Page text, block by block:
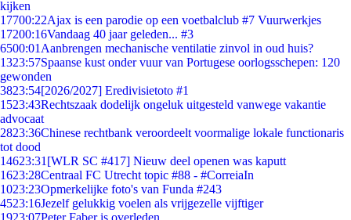
kijken
17700:22Ajax is een parodie op een voetbalclub #7 Vuurwerkjes
17200:16Vandaag 40 jaar geleden... #3
6500:01 Aanbrengen mechanische ventilatie zinvol in oud huis?
1323:57Spaanse kust onder vuur van Portugese oorlogsschepen: 120
gewonden
3823:54[2026/2027] Eredivisietoto #1
1523:43Rechtszaak dodelijk ongeluk uitgesteld vanwege vakantie
advocaat
2823:36Chinese rechtbank veroordeelt voormalige lokale functionaris
tot dood
14623:31 [WLR SC #417] Nieuw deel openen was kaputt
1623:28Centraal FC Utrecht topic #88 - #CorreiaIn
1023:23Opmerkelijke foto's van Funda #243
4523:16Jezelf gelukkig voelen als vrijgezelle vijftiger
1923:07Peter Faber is overleden